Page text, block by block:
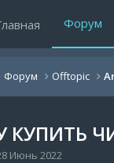
Форум
Форум Offtopic
КУПИТЬ
Июнь 2022